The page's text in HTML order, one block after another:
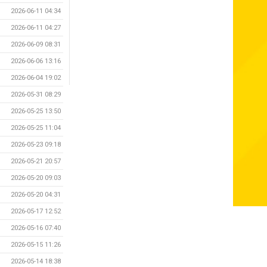
2026-06-11 04:34
2026-06-11 04:27
2026-06-09 08:31
2026-06-06 13:16
2026-06-04 19:02
2026-05-31 08:29
2026-05-25 13:50
2026-05-25 11:04
2026-05-23 09:18
2026-05-21 20:57
2026-05-20 09:03
2026-05-20 04:31
2026-05-17 12:52
2026-05-16 07:40
2026-05-15 11:26
2026-05-14 18:38